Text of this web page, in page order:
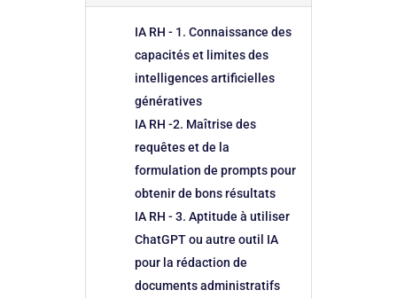
IA RH - 1. Connaissance des
capacités et limites des
intelligences artificielles
génératives
IA RH -2. Maîtrise des
requêtes et de la
formulation de prompts pour
obtenir de bons résultats
IA RH - 3. Aptitude à utiliser
ChatGPT ou autre outil IA
pour la rédaction de
documents administratifs